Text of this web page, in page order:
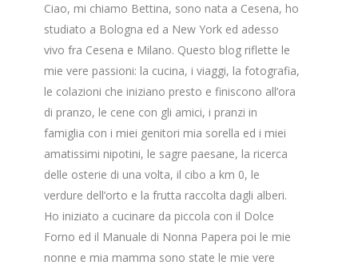
Ciao, mi chiamo Bettina, sono nata a Cesena, ho
studiato a Bologna ed a New York ed adesso
vivo fra Cesena e Milano. Questo blog riflette le
mie vere passioni: la cucina, i viaggi, la fotografia,
le colazioni che iniziano presto e finiscono all’ora
di pranzo, le cene con gli amici, i pranzi in
famiglia con i miei genitori mia sorella ed i miei
amatissimi nipotini, le sagre paesane, la ricerca
delle osterie di una volta, il cibo a km 0, le
verdure dell’orto e la frutta raccolta dagli alberi.
Ho iniziato a cucinare da piccola con il Dolce
Forno ed il Manuale di Nonna Papera poi le mie
nonne e mia mamma sono state le mie vere